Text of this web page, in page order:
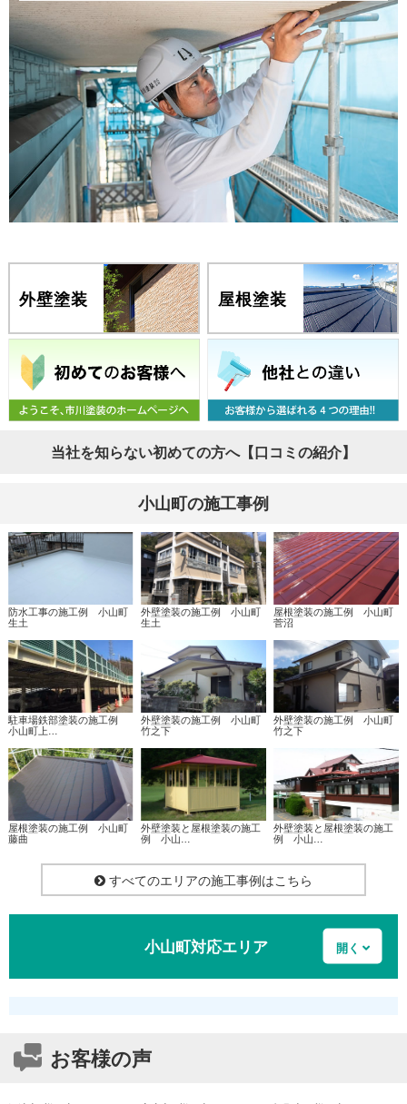
外壁塗装 屋根塗装
当社を知らない初めての方へ【口コミの紹介】
小山町の施工事例
防水工事の施工例 小山町
生土
外壁塗装の施工例 小山町
生土
屋根塗装の施工例 小山町
菅沼
駐車場鉄部塗装の施工例
小山町上…
外壁塗装の施工例 小山町
竹之下
外壁塗装の施工例 小山町
竹之下
屋根塗装の施工例 小山町
藤曲
外壁塗装と屋根塗装の施工
例 小山…
外壁塗装と屋根塗装の施工
例 小山…
すべてのエリアの施工事例はこちら
小山町対応エリア
東郡小山町一色、駿東郡小山町上野、駿東郡小山町大胡田、駿東
郡小山町大御神、駿東郡小山町小山、駿東郡小山町上古城、駿東
お客様の声